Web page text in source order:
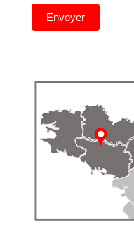
Envoyer